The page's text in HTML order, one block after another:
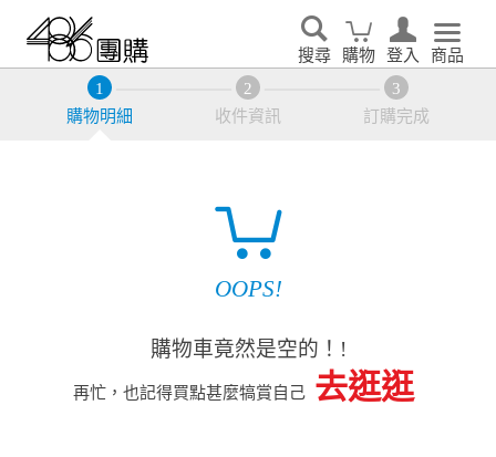
搜尋 購物 登入 商品
購物明細 收件資訊 訂購完成
OOPS!
購物車竟然是空的！!
再忙，也記得買點甚麼犒賞自己 去逛逛